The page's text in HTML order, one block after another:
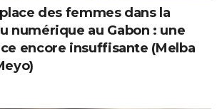
place des femmes dans la
numérique au Gabon : une
encore insuffisante (Melba